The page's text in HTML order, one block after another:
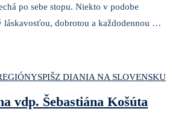
po sebe stopu. Niekto v podobe
dobrotou a každodennou …
SPIŠZ DIANIA NA SLOVENSKU
vdp. Šebastiána Košúta